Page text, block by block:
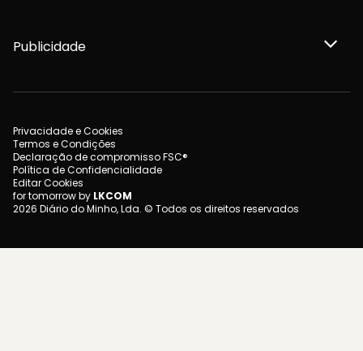
Publicidade
Privacidade e Cookies
Termos e Condições
Declaração de compromisso FSC®
Política de Confidencialidade
Editar Cookies
for tomorrow by LKCOM
2026 Diário do Minho, Lda. © Todos os direitos reservados